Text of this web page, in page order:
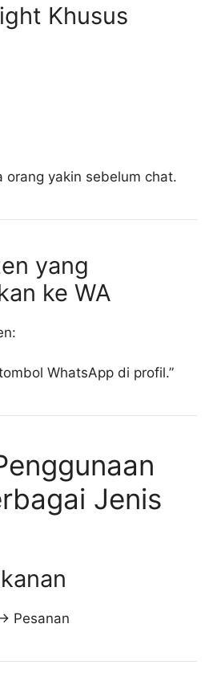
Khusus
orang yakin sebelum chat.
yang
ke WA
WhatsApp di profil.”
Jenis
Pesanan